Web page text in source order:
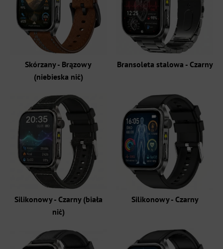
Skórzany - Brązowy
(niebieska nić)
Bransoleta stalowa - Czarny
Silikonowy - Czarny (biała
nić)
Silikonowy - Czarny